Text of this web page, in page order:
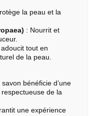
la peau et la
: Nourrit et
tout en
de la peau.
savon bénéficie d’une
de la
une expérience